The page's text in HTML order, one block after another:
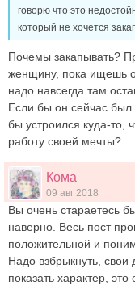
говорю что это
который не хочется
Почемы закапывать?
женщину, пока ищешь
надо навсегда там
Если бы он сейчас был
бы устроился куда-то,
работу своей мечты?
Кома
09 авг 2018
Вы очень стараетесь
наверно. Весь пост
положительной и
Надо взбрыкнуть, свои
показать характер,